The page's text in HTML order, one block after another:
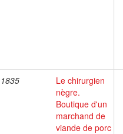
1835
Le chirurgien
nègre.
Boutique d'un
marchand de
viande de porc